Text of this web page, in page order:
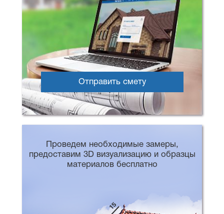
Отправить смету
Проведем необходимые замеры,
предоставим 3D визуализацию и образцы
материалов бесплатно